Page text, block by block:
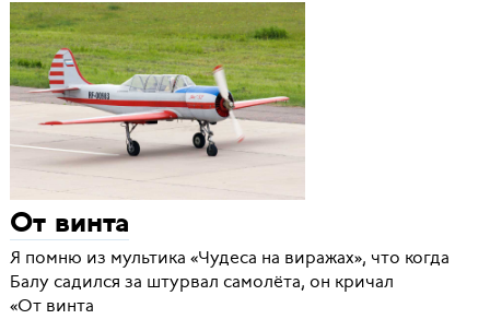
От винта
Я помню из мультика «Чудеса на виражах», что когда
Балу садился за штурвал самолёта, он кричал
«От винта